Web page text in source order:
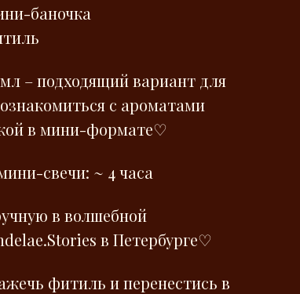
баночка
– подходящий вариант для
с ароматами
в мини-формате♡
свечи: ~ 4 часа
в волшебной
в Петербурге♡
фитиль и перенестись в